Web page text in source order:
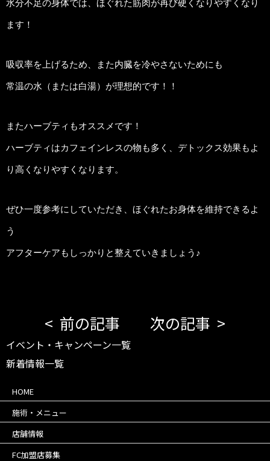
水分不足の身体では、ほぐれた筋肉が再び硬くなりやすくなり
ます！
吸収率を上げるため、また内臓を冷やさないためにも
常温の水（または白湯）が理想的です！！
またハーブティもオススメです！
ハーブティはカフェインレスの物も多く、デトックス効果もよ
り高くなりやすくなります。
ぜひ一度参考にしていただき、ほぐれたお身体を維持できるよ
う
アフターケアもしっかりと整えていきましょう♪
前の記事 次の記事
イベント・キャンペーン一覧
新着情報一覧
HOME
施術・メニュー
店舗情報
FC加盟店募集